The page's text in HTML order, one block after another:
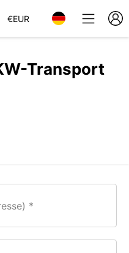
€EUR
Transport